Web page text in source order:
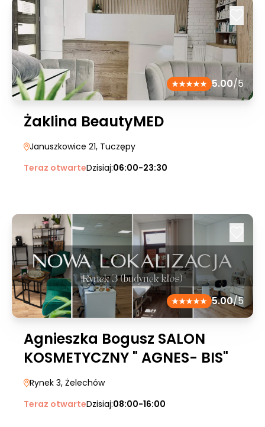
5.00/5
Żaklina BeautyMED
Januszkowice 21, Tuczępy
Teraz otwarteDzisiaj:06:00-23:30
5.00/5
Agnieszka Bogusz SALON
KOSMETYCZNY " AGNES- BIS"
Rynek 3, Żelechów
Teraz otwarteDzisiaj:08:00-16:00